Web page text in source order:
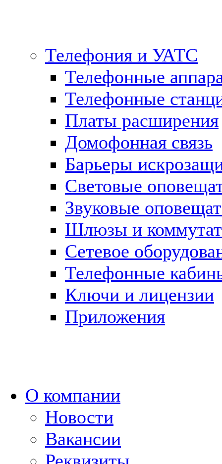
Телефония и УАТС
Телефонные
Телефонные
Платы расширения
Домофонная связь
Барьеры
Световые
Звуковые
Шлюзы и
Сетевое
Телефонные
Ключи и лицензии
Приложения
О компании
Новости
Вакансии